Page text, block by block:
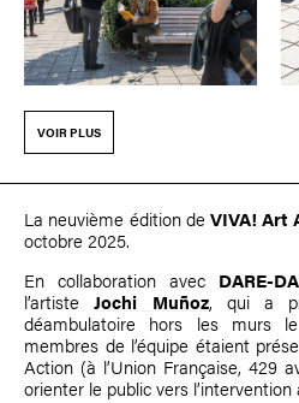
VOIR PLUS
La neuvième édition de VIVA! Art
octobre 2025.
En collaboration avec DARE-
l’artisteJochi Muñoz, qui a
déambulatoire hors les murs
membres de l’équipe étaient
Action (à l’Union Française, 429
orienter le public vers l’intervention